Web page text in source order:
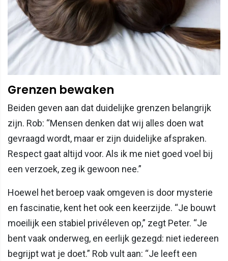
Grenzen bewaken
Beiden geven aan dat duidelijke grenzen belangrijk
zijn. Rob: “Mensen denken dat wij alles doen wat
gevraagd wordt, maar er zijn duidelijke afspraken.
Respect gaat altijd voor. Als ik me niet goed voel bij
een verzoek, zeg ik gewoon nee.”
Hoewel het beroep vaak omgeven is door mysterie
en fascinatie, kent het ook een keerzijde. “Je bouwt
moeilijk een stabiel privéleven op,” zegt Peter. “Je
bent vaak onderweg, en eerlijk gezegd: niet iedereen
begrijpt wat je doet.” Rob vult aan: “Je leeft een